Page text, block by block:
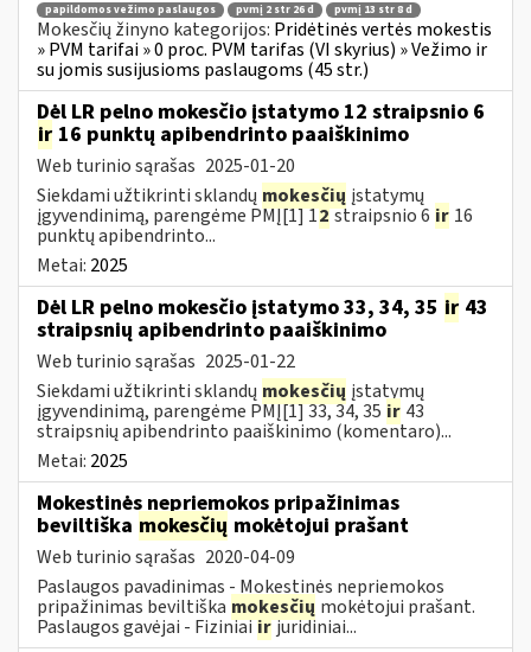
papildomos vežimo paslaugos
pvmį 2 str 26 d pvmį 13 str 8 d
Mokesčių žinyno kategorijos: Pridėtinės vertės mokestis
» PVM tarifai » 0 proc. PVM tarifas (VI skyrius) » Vežimo ir
su jomis susijusioms paslaugoms (45 str.)
Dėl LR pelno mokesčio įstatymo 12 straipsnio 6
ir 16 punktų apibendrinto paaiškinimo
Web turinio sąrašas 2025-01-20
Siekdami užtikrinti sklandų mokesčių įstatymų
įgyvendinimą, parengėme PMĮ[1] 12straipsnio 6 ir 16
punktų apibendrinto...
Metai: 2025
Dėl LR pelno mokesčio įstatymo 33, 34, 35 ir 43
straipsnių apibendrinto paaiškinimo
Web turinio sąrašas 2025-01-22
Siekdami užtikrinti sklandų mokesčių įstatymų
įgyvendinimą, parengėme PMĮ[1] 33, 34, 35 ir 43
straipsnių apibendrinto paaiškinimo (komentaro)...
Metai: 2025
Mokestinės nepriemokos pripažinimas
beviltiška mokesčių mokėtojui prašant
Web turinio sąrašas 2020-04-09
Paslaugos pavadinimas - Mokestinės nepriemokos
pripažinimas beviltiška mokesčių mokėtojui prašant.
Paslaugos gavėjai - Fiziniaiirjuridiniai...